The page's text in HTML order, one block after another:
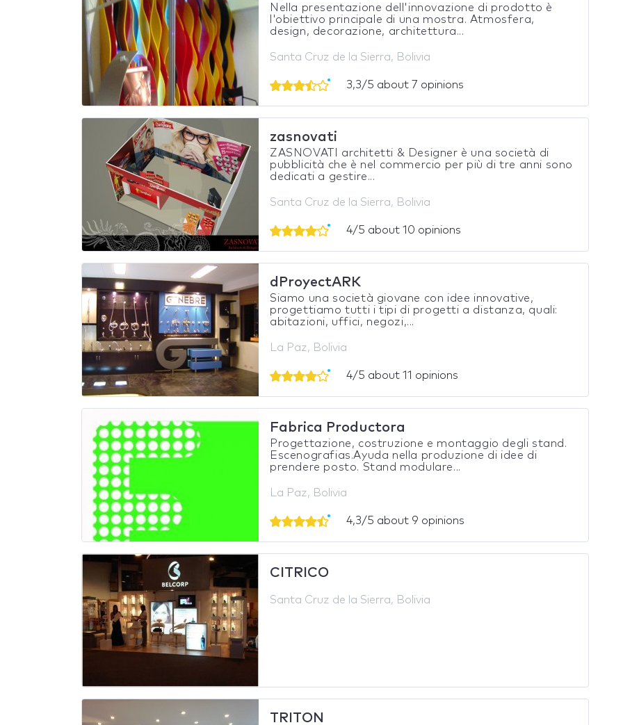
Nella presentazione dell'innovazione di prodotto è
l'obiettivo principale di una mostra. Atmosfera,
design, decorazione, architettura...
Santa Cruz de la Sierra, Bolivia
3,3/5 about 7 opinions
zasnovati
ZASNOVATI architetti & Designer è una società di
pubblicità che è nel commercio per più di tre anni sono
dedicati a gestire...
Santa Cruz de la Sierra, Bolivia
4/5 about 10 opinions
dProyectARK
Siamo una società giovane con idee innovative,
progettiamo tutti i tipi di progetti a distanza, quali:
abitazioni, uffici, negozi,...
La Paz, Bolivia
4/5 about 11 opinions
Fabrica Productora
Progettazione, costruzione e montaggio degli stand.
Escenografias.Ayuda nella produzione di idee di
prendere posto. Stand modulare...
La Paz, Bolivia
4,3/5 about 9 opinions
CITRICO
Santa Cruz de la Sierra, Bolivia
TRITON